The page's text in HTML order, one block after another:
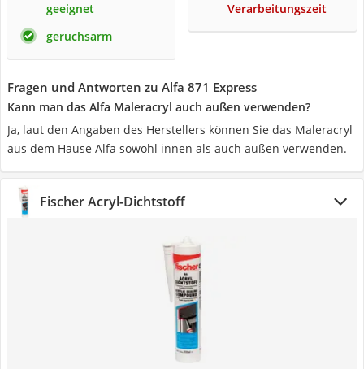
geeignet
geruchsarm
Verarbeitungszeit
Fragen und Antworten zu Alfa 871 Express
Kann man das Alfa Maleracryl auch außen verwenden?
Ja, laut den Angaben des Herstellers können Sie das Maleracryl
aus dem Hause Alfa sowohl innen als auch außen verwenden.
Fischer Acryl-Dichtstoff